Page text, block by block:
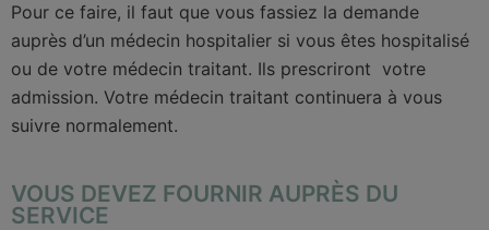
Pour ce faire, il faut que vous fassiez la demande
auprès d’un médecin hospitalier si vous êtes hospitalisé
ou de votre médecin traitant. Ils prescriront votre
admission. Votre médecin traitant continuera à vous
suivre normalement.
VOUS DEVEZ FOURNIR AUPRÈS DU
SERVICE